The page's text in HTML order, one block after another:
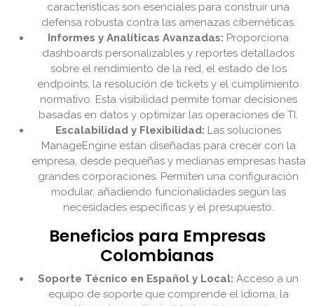
características son esenciales para construir una
defensa robusta contra las amenazas cibernéticas.
Informes y Analíticas Avanzadas: Proporciona
dashboards personalizables y reportes detallados
sobre el rendimiento de la red, el estado de los
endpoints, la resolución de tickets y el cumplimiento
normativo. Esta visibilidad permite tomar decisiones
basadas en datos y optimizar las operaciones de TI.
Escalabilidad y Flexibilidad: Las soluciones
ManageEngine están diseñadas para crecer con la
empresa, desde pequeñas y medianas empresas hasta
grandes corporaciones. Permiten una configuración
modular, añadiendo funcionalidades según las
necesidades específicas y el presupuesto.
Beneficios para Empresas
Colombianas
Soporte Técnico en Español y Local: Acceso a un
equipo de soporte que comprende el idioma, la